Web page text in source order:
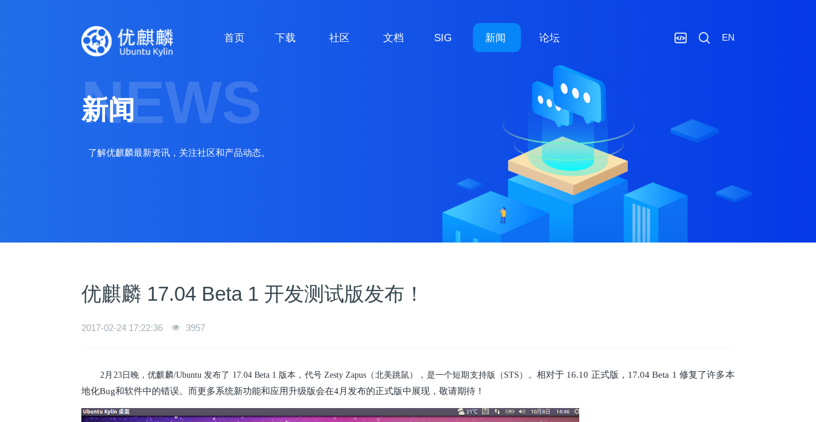
首页 下载 社区 文档 SIG 新闻 论坛 EN
NEWS
新闻
了解优麒麟最新资讯，关注社区和产品动态。
优麒麟 17.04 Beta 1 开发测试版发布！
2017-02-24 17:22:36 3957
2月23日晚，优麒麟/Ubuntu 发布了 17.04 Beta 1 版本，代号Zesty Zapus（ 北美跳鼠），是一个短期支持版（STS）。 相对于 16.10 正式版，17.04 Beta 1 修复了许多本
地化Bug和软件中的错误。而更多系统新功能和应用升级版会在4月发布的正式版中展现，敬请期待！